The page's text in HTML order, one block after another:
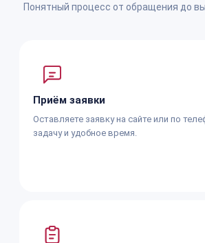
Понятный процесс от обращения до
Приём заявки
Оставляете заявку на сайте или по
задачу и удобное время.